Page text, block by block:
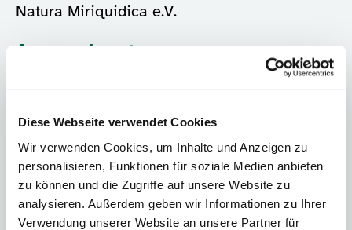
Diese Webseite verwendet Cookies
Wir verwenden Cookies, um Inhalte und Anzeigen zu
personalisieren, Funktionen für soziale Medien anbieten
zu können und die Zugriffe auf unsere Website zu
analysieren. Außerdem geben wir Informationen zu Ihrer
Verwendung unserer Website an unsere Partner für
Natura Miriquidica e.V.
Ansprechpartner
Telefon